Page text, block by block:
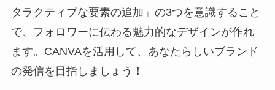
タラクティブな要素の追加」の3つを意識すること
で、フォロワーに伝わる魅力的なデザインが作れ
ます。CANVAを活用して、あなたらしいブランド
の発信を目指しましょう！